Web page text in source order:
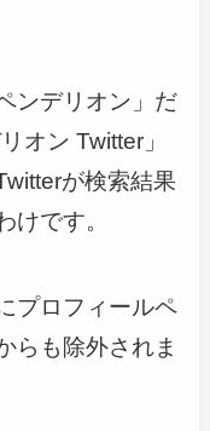
ンデリオン」だ
オン Twitter」
が検索結果
けです。
プロフィールペ
らも除外されま